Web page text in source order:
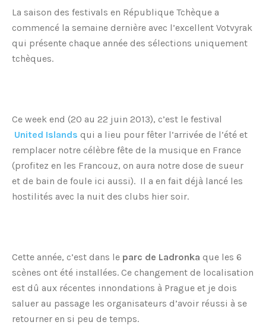
La saison des festivals en République Tchèque a
commencé la semaine dernière avec l’excellent Votvyrak
qui présente chaque année des sélections uniquement
tchèques.
Ce week end (20 au 22 juin 2013), c’est le festival
United Islands qui a lieu pour fêter l’arrivée de l’été et
remplacer notre célèbre fête de la musique en France
(profitez en les Francouz, on aura notre dose de sueur
et de bain de foule ici aussi). Il a en fait déjà lancé les
hostilités avec la nuit des clubs hier soir.
Cette année, c’est dans le parc de Ladronka que les 6
scènes ont été installées. Ce changement de localisation
est dû aux récentes innondations à Prague et je dois
saluer au passage les organisateurs d’avoir réussi à se
retourner en si peu de temps.